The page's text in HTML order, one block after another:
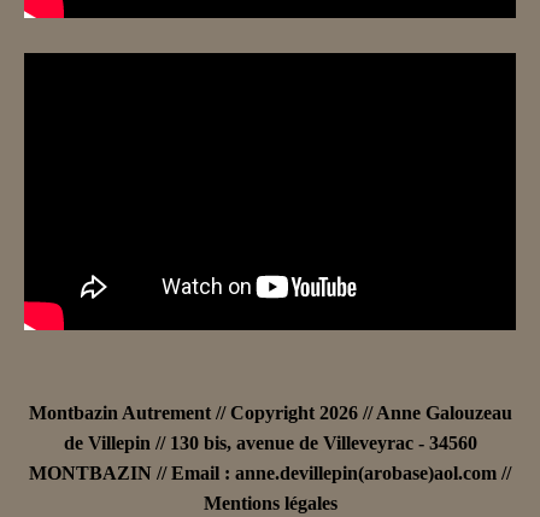
Montbazin Autrement // Copyright 2026 //Anne Galouzeau
de Villepin // 130 bis, avenue de Villeveyrac - 34560
MONTBAZIN // Email : anne.devillepin(arobase)aol.com //
Mentions légales